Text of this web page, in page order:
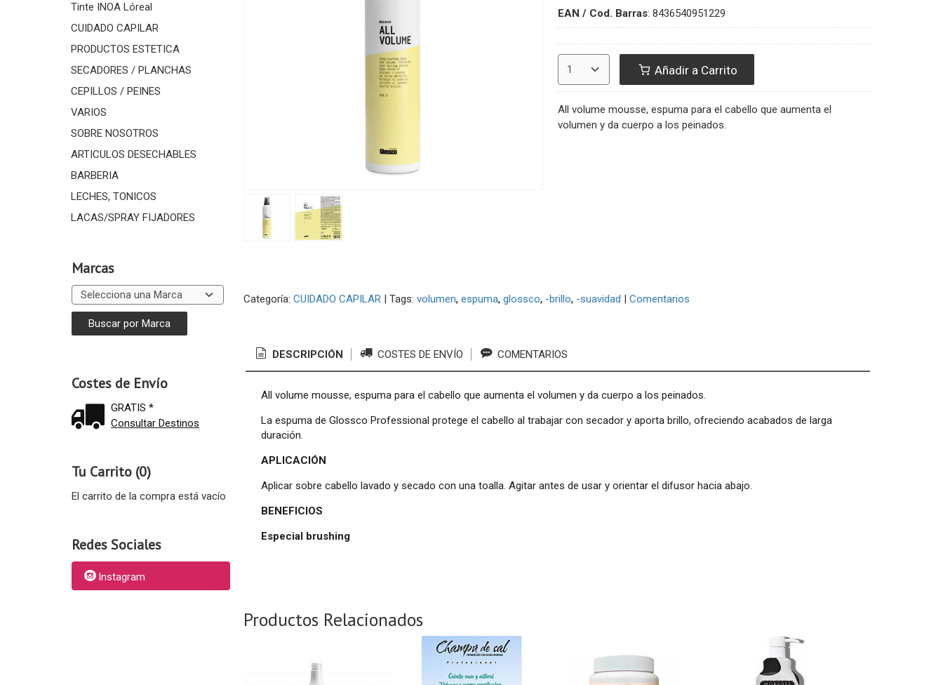
Tinte INOA Lóreal
CUIDADO CAPILAR
PRODUCTOS ESTETICA
SECADORES / PLANCHAS
CEPILLOS / PEINES
VARIOS
SOBRE NOSOTROS
ARTICULOS DESECHABLES
BARBERIA
LECHES, TONICOS
LACAS/SPRAY FIJADORES
Marcas
Costes de Envío
GRATIS *
Consultar Destinos
Tu Carrito (0)
El carrito de la compra está vacío
Redes Sociales
Instagram
EAN / Cod. Barras: 8436540951229
Añadir a Carrito
All volume mousse, espuma para el cabello que aumenta el
volumen y da cuerpo a los peinados.
Categoría: CUIDADO CAPILAR| Tags: volumen espuma glossco -brillo -suavidad Comentarios
DESCRIPCIÓN COSTES DE ENVÍO COMENTARIOS
All volume mousse, espuma para el cabello que aumenta el volumen y da cuerpo a los peinados.
La espuma de Glossco Professional protege el cabello al trabajar con secador y aporta brillo, ofreciendo acabados de larga
duración.
APLICACIÓN
Aplicar sobre cabello lavado y secado con una toalla. Agitar antes de usar y orientar el difusor hacia abajo.
BENEFICIOS
Especial brushing
Productos Relacionados